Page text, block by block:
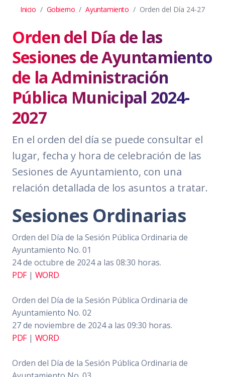
Inicio Gobierno Ayuntamiento Orden del Día 24-27
Orden del Día de las
Sesiones de Ayuntamiento
de la Administración
Pública Municipal 2024-
2027
En el orden del día se puede consultar el
lugar, fecha y hora de celebración de las
Sesiones de Ayuntamiento, con una
relación detallada de los asuntos a tratar.
Sesiones Ordinarias
Orden del Día de la Sesión Pública Ordinaria de
Ayuntamiento No. 01
24 de octubre de 2024 a las 08:30 horas.
PDF| WORD
Orden del Día de la Sesión Pública Ordinaria de
Ayuntamiento No. 02
27 de noviembre de 2024 a las 09:30 horas.
PDF| WORD
Orden del Día de la Sesión Pública Ordinaria de